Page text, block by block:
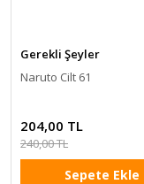
Gerekli Şeyler
Naruto Cilt 61
204,00 TL
240,00 TL
Sepete Ekle